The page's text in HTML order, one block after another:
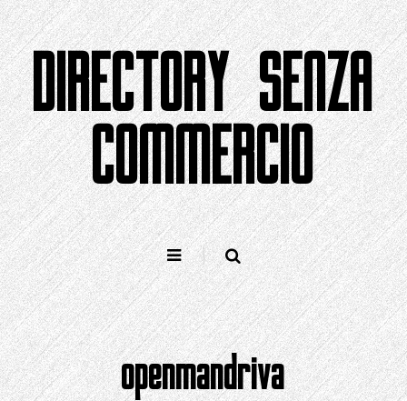
Salta
al
contenutoDIRECTORY SENZA
COMMERCIO
openmandriva